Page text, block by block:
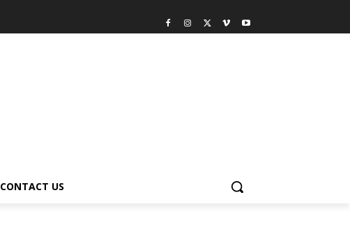
CONTACT US